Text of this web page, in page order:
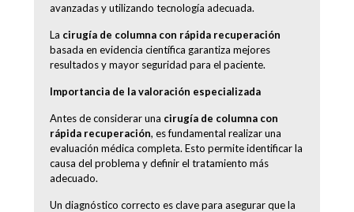
avanzadas y utilizando tecnología adecuada.
La cirugía de columna con rápida recuperación
basada en evidencia científica garantiza mejores
resultados y mayor seguridad para el paciente.
Importancia de la valoración especializada
Antes de considerar una cirugía de columna con
rápida recuperación, es fundamental realizar una
evaluación médica completa. Esto permite identificar la
causa del problema y definir el tratamiento más
adecuado.
Un diagnóstico correcto es clave para asegurar que la